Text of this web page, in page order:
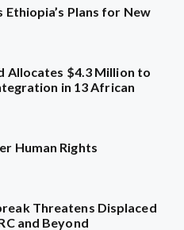
Plans for New
Allocates $4.3 Million to
in 13 African
Human Rights
Threatens Displaced
and Beyond